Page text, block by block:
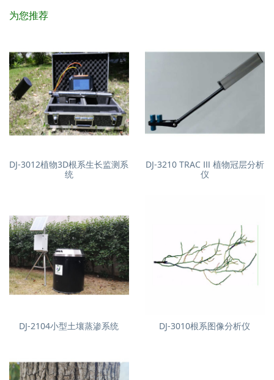
为您推荐
DJ-3012植物3D根系生长监测系
统
DJ-3210 TRAC Ⅲ 植物冠层分析
仪
DJ-2104小型土壤蒸渗系统 DJ-3010根系图像分析仪